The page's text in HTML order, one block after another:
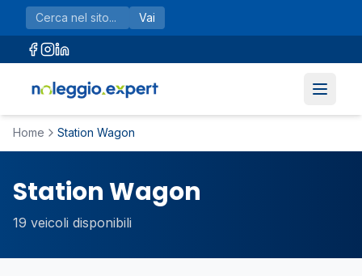
Vai al contenuto principale
Vai
Home Station Wagon
Station Wagon
19 veicoli disponibili